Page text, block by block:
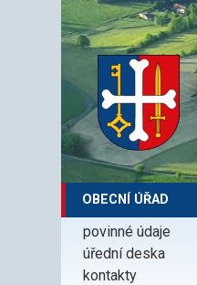
OBECNÍ ÚŘAD
povinné údaje
úřední deska
kontakty